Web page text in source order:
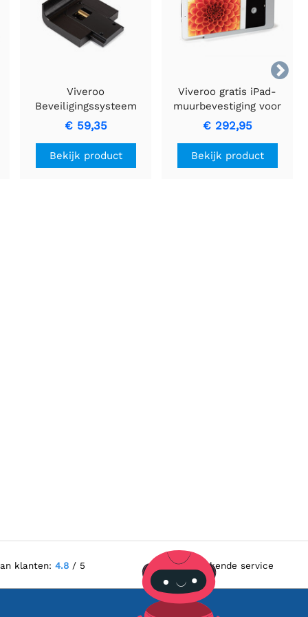

Viveroo
Beveiligingssysteem
voor alle generaties
iPad, behalve iPad Mini
€ 59,35
Bekijk product
Viveroo gratis iPad-
muurbevestiging voor
iPad Mini 4 & 5, Super
Zilver
€ 292,95
Bekijk product
klanten: 4.8/ 5 Uitstekende service